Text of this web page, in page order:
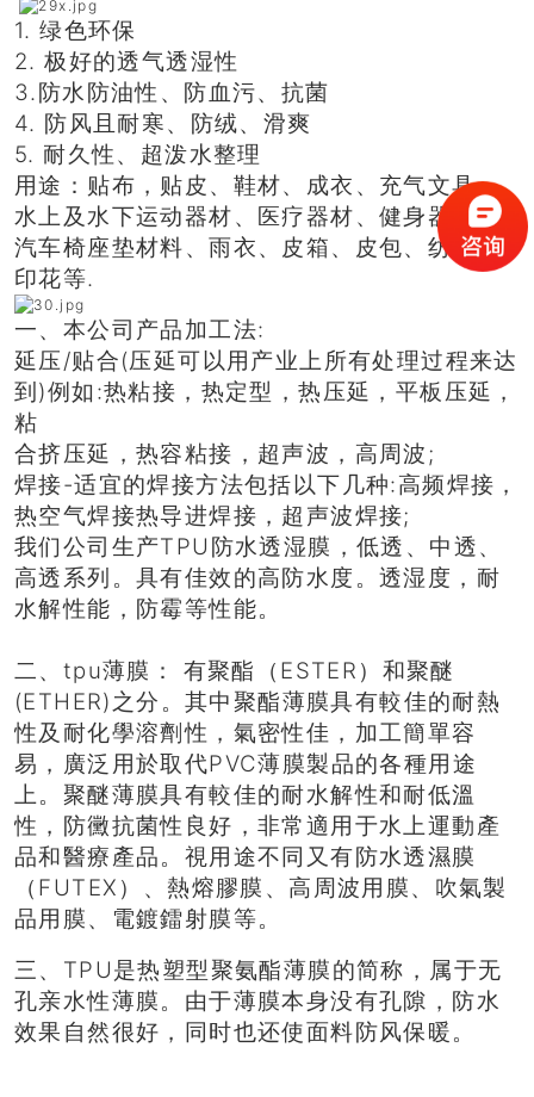
1. 绿色环保
2. 极好的透气透湿性
3.防水防油性、防血污、抗菌
4. 防风且耐寒、防绒、滑爽
5. 耐久性、超泼水整理
用途：贴布，贴皮、鞋材、成衣、充气文具，
水上及水下运动器材、医疗器材、健身器材、
汽车椅座垫材料、雨衣、皮箱、皮包、纺织、
印花等.
一、本公司产品加工法:
延压/贴合(压延可以用产业上所有处理过程来达
到)例如:热粘接，热定型，热压延，平板压延，
粘
合挤压延，热容粘接，超声波，高周波;
焊接-适宜的焊接方法包括以下几种:高频焊接，
热空气焊接热导进焊接，超声波焊接;
我们公司生产TPU防水透湿膜，低透、中透、
高透系列。具有佳效的高防水度。透湿度，耐
水解性能，防霉等性能。
二、tpu薄膜： 有聚酯（ESTER）和聚醚
(ETHER)之分。其中聚酯薄膜具有較佳的耐熱
性及耐化學溶劑性，氣密性佳，加工簡單容
易，廣泛用於取代PVC薄膜製品的各種用途
上。聚醚薄膜具有較佳的耐水解性和耐低溫
性，防黴抗菌性良好，非常適用于水上運動產
品和醫療產品。視用途不同又有防水透濕膜
（FUTEX）、熱熔膠膜、高周波用膜、吹氣製
品用膜、電鍍鐳射膜等。
三、TPU是热塑型聚氨酯薄膜的简称，属于无
孔亲水性薄膜。由于薄膜本身没有孔隙，防水
效果自然很好，同时也还使面料防风保暖。